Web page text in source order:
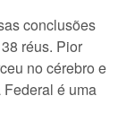
conclusões
réus. Pior
no cérebro e
é uma